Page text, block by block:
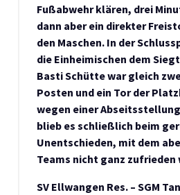
Fußabwehr klären, drei
dann aber ein direkter
den Maschen. In der
die Einheimischen dem
Basti Schütte war gleich
Posten und ein Tor der
wegen einer
blieb es schließlich beim
Unentschieden, mit dem
Teams nicht ganz zufrieden
SV Ellwangen Res. – SGM